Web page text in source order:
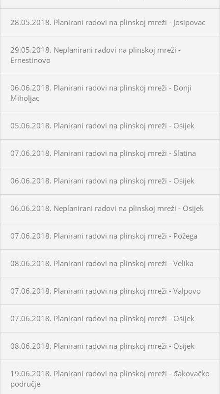
28.05.2018. Planirani radovi na plinskoj mreži - Josipovac
29.05.2018. Neplanirani radovi na plinskoj mreži -
Ernestinovo
06.06.2018. Planirani radovi na plinskoj mreži - Donji
Miholjac
05.06.2018. Planirani radovi na plinskoj mreži - Osijek
07.06.2018. Planirani radovi na plinskoj mreži - Slatina
06.06.2018. Planirani radovi na plinskoj mreži - Osijek
06.06.2018. Neplanirani radovi na plinskoj mreži - Osijek
07.06.2018. Planirani radovi na plinskoj mreži - Požega
08.06.2018. Planirani radovi na plinskoj mreži - Velika
07.06.2018. Planirani radovi na plinskoj mreži - Valpovo
07.06.2018. Planirani radovi na plinskoj mreži - Osijek
08.06.2018. Planirani radovi na plinskoj mreži - Osijek
19.06.2018. Planirani radovi na plinskoj mreži - đakovačko
područje